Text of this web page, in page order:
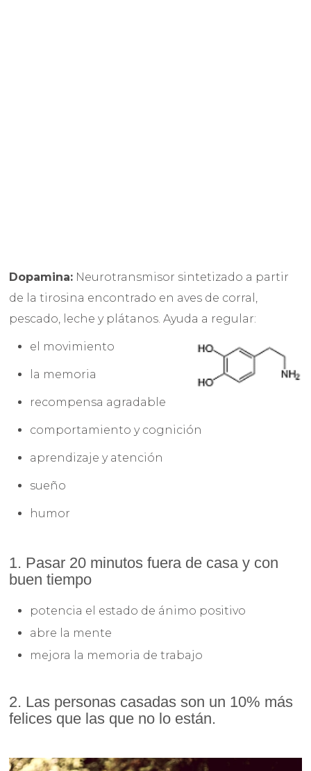
Dopamina: Neurotransmisor sintetizado a partir
de la tirosina encontrado en aves de corral,
pescado, leche y plátanos. Ayuda a regular:
el movimiento
la memoria
recompensa agradable
comportamiento y cognición
aprendizaje y atención
sueño
humor
1. Pasar 20 minutos fuera de casa y con
buen tiempo
potencia el estado de ánimo positivo
abre la mente
mejora la memoria de trabajo
2. Las personas casadas son un 10% más
felices que las que no lo están.